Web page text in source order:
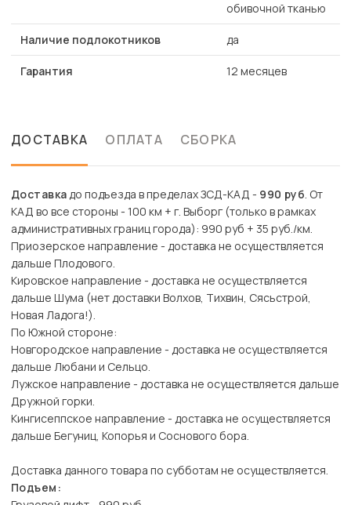
обивочной тканью
Наличие подлокотников да
Гарантия 12 месяцев
ДОСТАВКА ОПЛАТА СБОРКА
Доставкадо подъезда в пределах ЗСД-КАД - 990 руб. От
КАД во все стороны - 100 км + г. Выборг (только в рамках
административных границ города): 990 руб + 35 руб./км.
Приозерское направление - доставка не осуществляется
дальше Плодового.
Кировское направление - доставка не осуществляется
дальше Шума (нет доставки Волхов, Тихвин, Сясьстрой,
Новая Ладога!).
По Южной стороне:
Новгородское направление - доставка не осуществляется
дальше Любани и Сельцо.
Лужское направление - доставка не осуществляется дальше
Дружной горки.
Кингисеппское направление - доставка не осуществляется
дальше Бегуниц, Копорья и Соснового бора.
Доставка данного товара по субботам не осуществляется.
Подъем: